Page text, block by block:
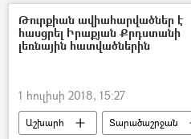
Նիկոլ Փաշինյան
Թուրքիան ավիահարվածներ է
հասցրել Իրաքյան Քրդստանի
լեռնային հատվածներին
1 հուլիսի 2018, 15:27
Աշխարհ
Տարածաշրջան